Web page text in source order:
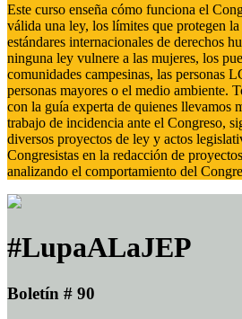
Este curso enseña cómo funciona el
válida una ley, los límites que protegen
estándares internacionales de derechos
ninguna ley vulnere a las mujeres, los
comunidades campesinas, las personas
personas mayores o el medio ambiente.
con la guía experta de quienes llevamos
trabajo de incidencia ante el Congreso,
diversos proyectos de ley y actos
Congresistas en la redacción de
analizando el comportamiento del
#LupaALaJEP
Boletín # 90